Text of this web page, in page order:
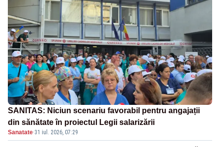
SANITAS: Niciun scenariu favorabil pentru angajații
din sănătate în proiectul Legii salarizării
Sanatate·31 iul. 2026, 07:29